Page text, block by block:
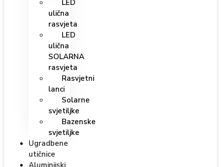
LED
ulična
rasvjeta
LED
ulična
SOLARNA
rasvjeta
Rasvjetni
lanci
Solarne
svjetiljke
Bazenske
svjetiljke
Ugradbene
utičnice
Aluminijski